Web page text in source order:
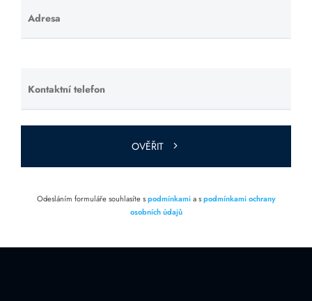
Adresa
Ponechte
toto pole
Kontaktní telefon
Ponechte
toto pole
prázdné.
OVĚŘIT
Odesláním formuláře souhlasíte spodmínkamia spodmínkami ochrany
osobních údajů